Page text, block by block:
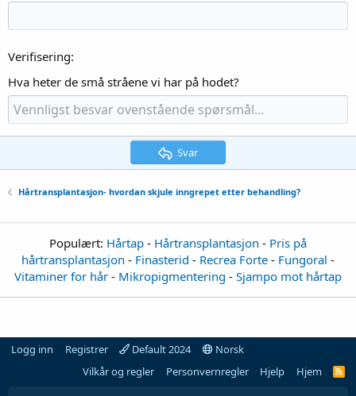
Verifisering
Hva heter de små stråene vi har på hodet?
Svar
Hårtransplantasjon- hvordan skjule inngrepet etter behandling?
Populært: Hårtap - Hårtransplantasjon - Pris på
hårtransplantasjon - Finasterid - Recrea Forte - Fungoral -
Vitaminer for hår - Mikropigmentering - Sjampo mot hårtap
Logg inn Registrer Default 2024
Norsk
Vilkår og regler
Personvernregler Hjelp Hjem